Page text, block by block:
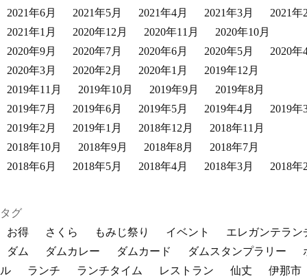
2021年6月
2021年5月 2021年4月 2021年3月
2021年
2021年1月
2020年12月 2020年11月
2020年10月
2020年9月
2020年7月 2020年6月 2020年5月
2020年
2020年3月
2020年2月 2020年1月
2019年12月
2019年11月
2019年10月 2019年9月
2019年8月
2019年7月
2019年6月 2019年5月 2019年4月
2019年
2019年2月
2019年1月 2018年12月
2018年11月
2018年10月
2018年9月 2018年8月
2018年7月
2018年6月
2018年5月 2018年4月 2018年3月 2018年
タグ
お得
さくら もみじ祭り イベント
エレガンテラン
ダム
ダムカレー ダムカード ダムスタンプラリー
ル
ランチ ランチタイム レストラン 仙丈
伊那市